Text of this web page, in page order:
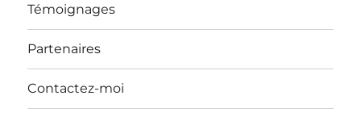
Témoignages
Partenaires
Contactez-moi